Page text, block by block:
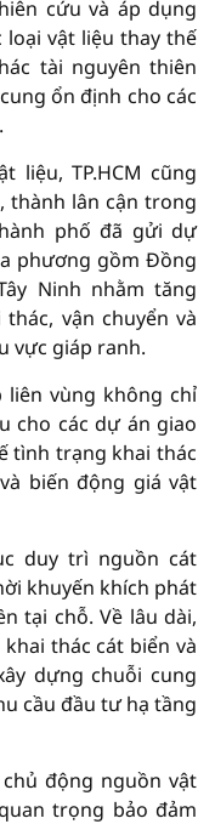
cứu và áp dụng
loại vật liệu thay thế
tài nguyên thiên
ổn định cho các
liệu, TP.HCM cũng
thành lân cận trong
phố đã gửi dự
phương gồm Đồng
Ninh nhằm tăng
vận chuyển và
vực giáp ranh.
liên vùng không chỉ
cho các dự án giao
tình trạng khai thác
biến động giá vật
duy trì nguồn cát
khuyến khích phát
tại chỗ. Về lâu dài,
thác cát biển và
dựng chuỗi cung
cầu đầu tư hạ tầng
động nguồn vật
trọng bảo đảm